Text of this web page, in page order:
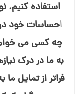
استفاده کنیم.
احساسات خود
چه کسی می⁯
به ما در درک
فراتر از تمایل